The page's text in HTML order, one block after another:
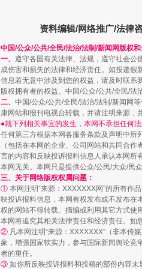
阿坝州三大球赛在茂县开幕
国家大学科技园优化重塑工作
资料编辑/网络推广/法律
中国/公众/公共/全民/法治/法制/新闻网版权
一、 遵守各国有关法律、法规，遵守社会公
成伤害和损失的法律和经济责任。如投递
信息若无意中涉及到您的权益，请及时联系
版权拥有者的权益。中国/公众/公共/全民/法
二、 中国/公众/公共/全民/法治/法制/新闻网
康网站和报刊电视台转载，并请注明来源，
●就下列相关事宜的发生，本网不承担任何
任何第三方根据本网各服务条款及声明中所
（包括在本网的企业、公司网站和共同合作
言的内容和反映投诉报料信息人承认本网所
本网无关。本网只是提供公众/公民/大众/民
三、关于网络版权权属问题：
① 本网注明“来源：XXXXXXX网”的所有作
映投诉报料信息，本网有权发布或不发布
权的网站不得转载、摘编或利用其它方式使
本网将追究其相关法律责任和经济责任。如
② 凡本网注明“来源：XXXXXXX”（非本传
象，增强国家软实力，参与国际新闻舆论竞
者的重任。
③ 如你所反映投诉报料和投稿的部份内容